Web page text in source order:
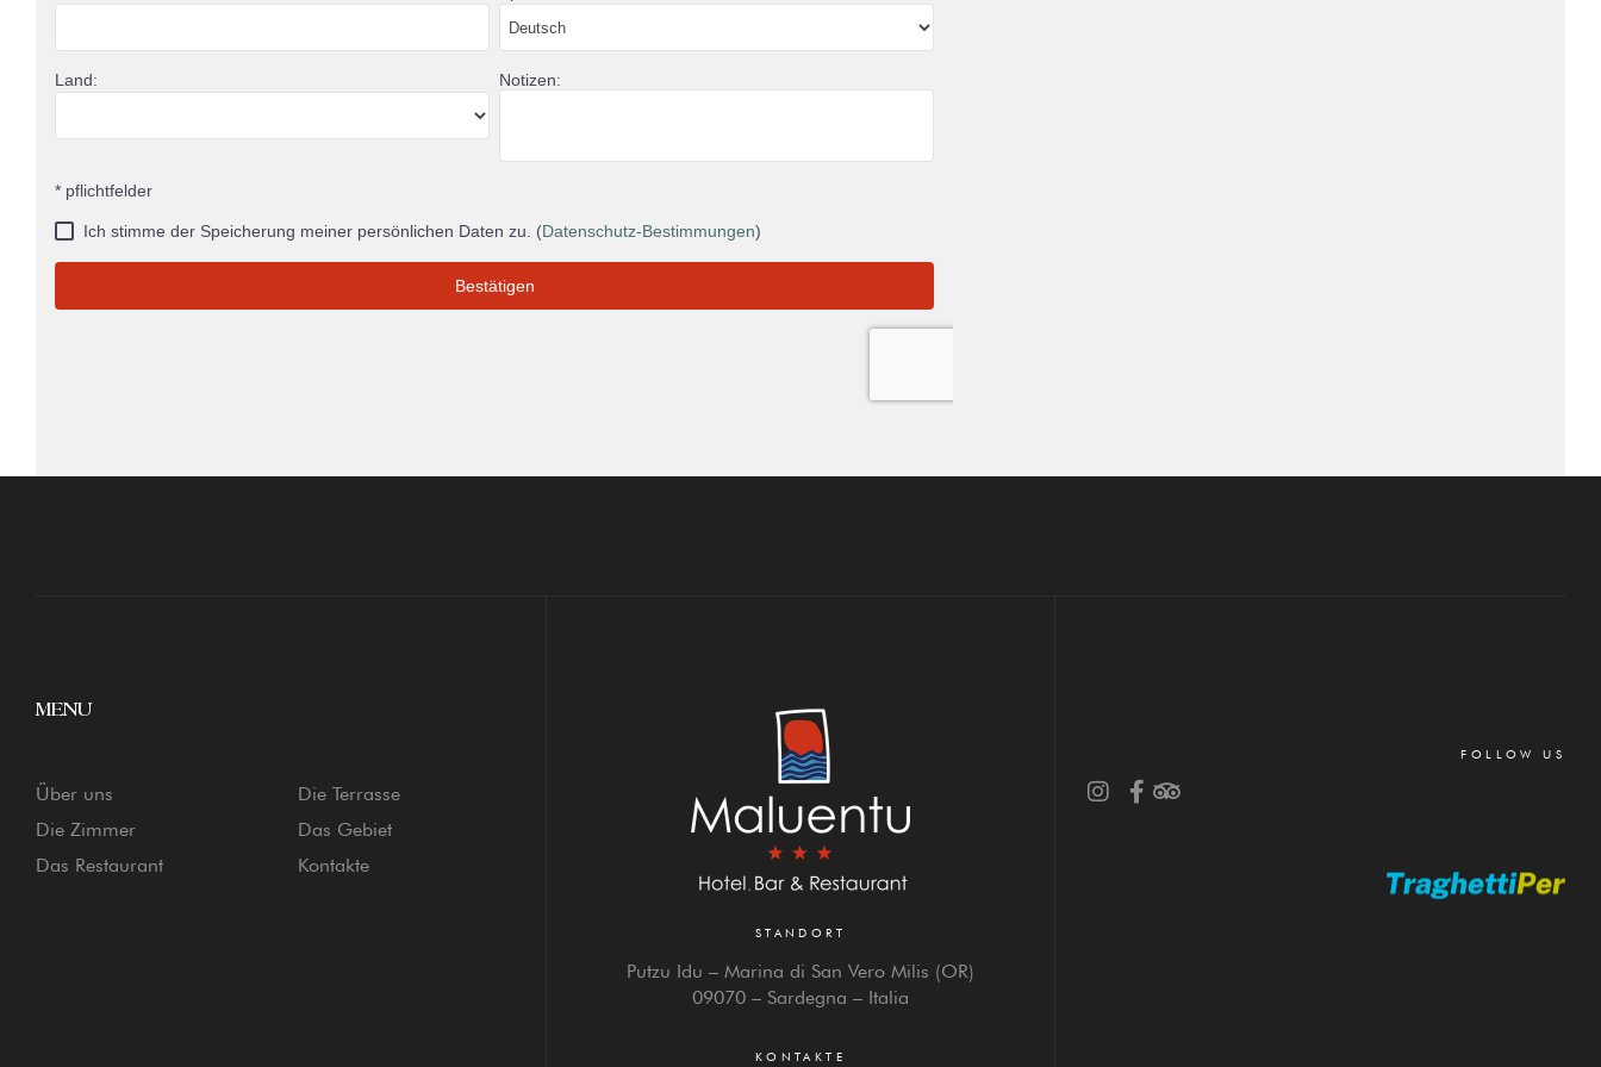
MENU
Über uns
Die Zimmer
Das Restaurant
Die Terrasse
Das Gebiet
Kontakte
STANDORT
Putzu Idu – Marina di San Vero Milis (OR)
09070 – Sardegna – Italia
KONTAKTE
FOLLOW US